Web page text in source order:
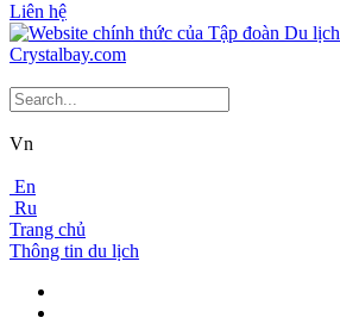
Liên hệ
Vn
En
Ru
Trang chủ
Thông tin du lịch